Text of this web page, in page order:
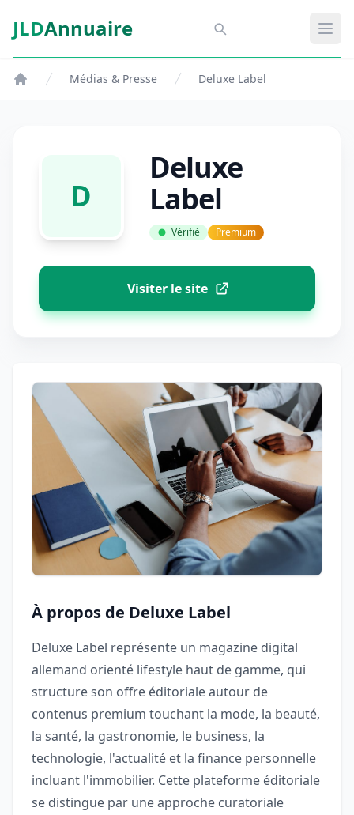
Aspect SDM
JLDAnnuaire
Médias & Presse Deluxe Label
D
Deluxe
Label
Vérifié Premium
Visiter le site
À propos de Deluxe Label
Deluxe Label représente un magazine digital
allemand orienté lifestyle haut de gamme, qui
structure son offre éditoriale autour de
contenus premium touchant la mode, la beauté,
la santé, la gastronomie, le business, la
technologie, l'actualité et la finance personnelle
incluant l'immobilier. Cette plateforme éditoriale
se distingue par une approche curatoriale